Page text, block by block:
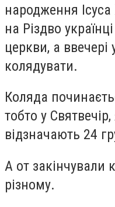
народження
на Різдво
церкви, а
колядувати.
Коляда
тобто у
відзначають 24
А от закінчували
різному.